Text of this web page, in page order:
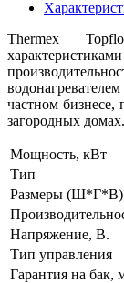
Thermex
частном
загородных домах.
Мощность, кВт
Тип
Размеры
Напряжение, В.
Тип управления
Гарантия на бак,